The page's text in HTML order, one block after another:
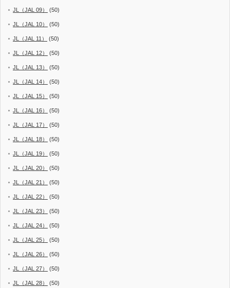
JL（JAL 09） (50)
JL（JAL 10） (50)
JL（JAL 11） (50)
JL（JAL 12） (50)
JL（JAL 13） (50)
JL（JAL 14） (50)
JL（JAL 15） (50)
JL（JAL 16） (50)
JL（JAL 17） (50)
JL（JAL 18） (50)
JL（JAL 19） (50)
JL（JAL 20） (50)
JL（JAL 21） (50)
JL（JAL 22） (50)
JL（JAL 23） (50)
JL（JAL 24） (50)
JL（JAL 25） (50)
JL（JAL 26） (50)
JL（JAL 27） (50)
JL（JAL 28） (50)